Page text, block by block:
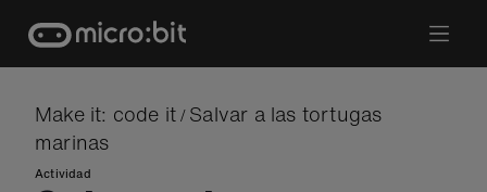
content
Make it: code it / Salvar a las tortugas
marinas
Actividad